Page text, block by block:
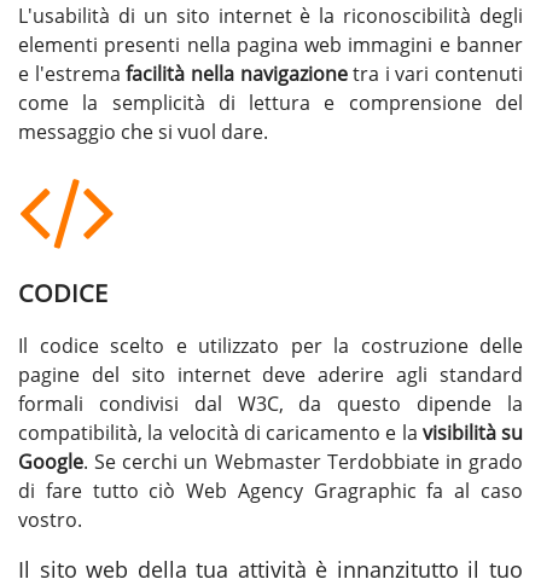
L'usabilità di un sito internet è la riconoscibilità degli
elementi presenti nella pagina web immagini e banner
e l'estremafacilità nella navigazionetra i vari contenuti
come la semplicità di lettura e comprensione del
messaggio che si vuol dare.
CODICE
Il codice scelto e utilizzato per la costruzione delle
pagine del sito internet deve aderire agli standard
formali condivisi dal W3C, da questo dipende la
compatibilità, la velocità di caricamento e la visibilità su
Google. Se cerchi un Webmaster Terdobbiatein grado
di fare tutto ciò Web Agency Gragraphic fa al caso
vostro.
Il sito web della tua attività è innanzitutto il tuo